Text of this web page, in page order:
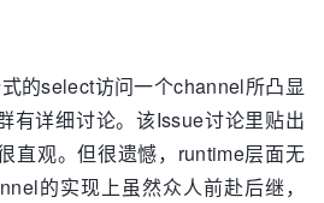
的select访问一个channel所凸显
有详细讨论。该Issue讨论里贴出
直观。但很遗憾，runtime层面无
的实现上虽然众人前赴后继，